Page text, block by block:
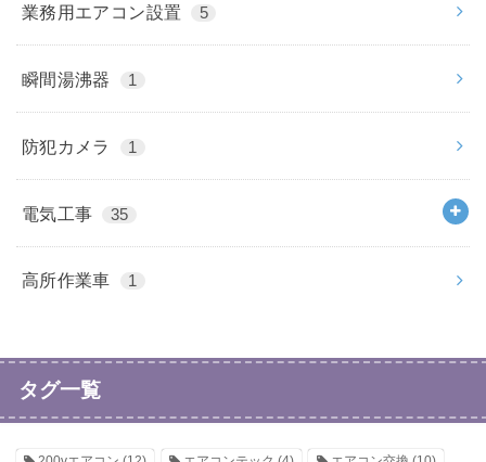
業務用エアコン設置 5
瞬間湯沸器 1
防犯カメラ 1
電気工事 35
高所作業車 1
タグ一覧